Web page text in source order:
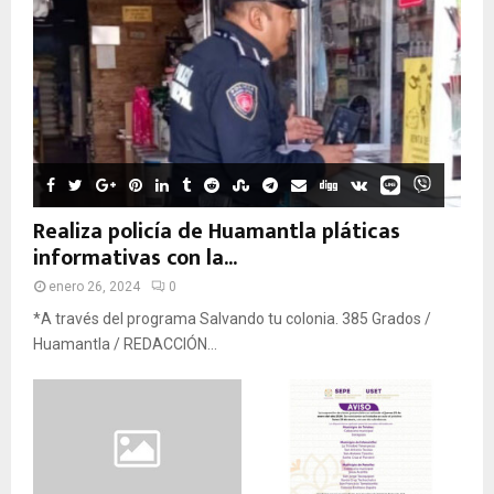
Realiza policía de Huamantla pláticas
informativas con la...
enero 26, 2024 0
*A través del programa Salvando tu colonia. 385 Grados /
Huamantla / REDACCIÓN...